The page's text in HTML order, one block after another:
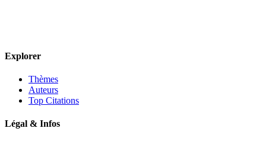
Explorer
Thèmes
Auteurs
Top Citations
Légal & Infos